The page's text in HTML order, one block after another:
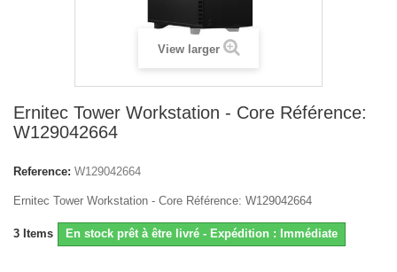
View larger
Ernitec Tower Workstation - Core Référence:
W129042664
Reference: W129042664
Ernitec Tower Workstation - Core Référence: W129042664
3 Items En stock prêt à être livré - Expédition : Immédiate